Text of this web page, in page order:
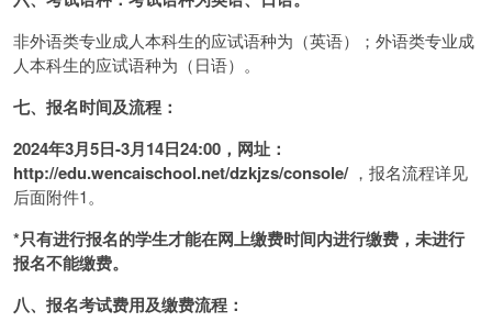
非外语类专业成人本科生的应试语种为（英语）；外语类专业成
人本科生的应试语种为（日语）。
七、报名时间及流程：
2024年3月5日-3月14日24:00，网址：
http://edu.wencaischool.net/dzkjzs/console/ ，报名流程详见
后面附件1。
*只有进行报名的学生才能在网上缴费时间内进行缴费，未进行
报名不能缴费。
八、报名考试费用及缴费流程：